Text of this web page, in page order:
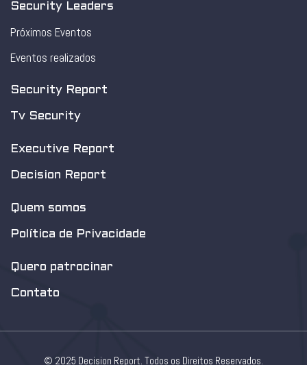
Security Leaders
Próximos Eventos
Eventos realizados
Security Report
Tv Security
Executive Report
Decision Report
Quem somos
Política de Privacidade
Quero patrocinar
Contato
© 2025 Decision Report. Todos os Direitos Reservados.